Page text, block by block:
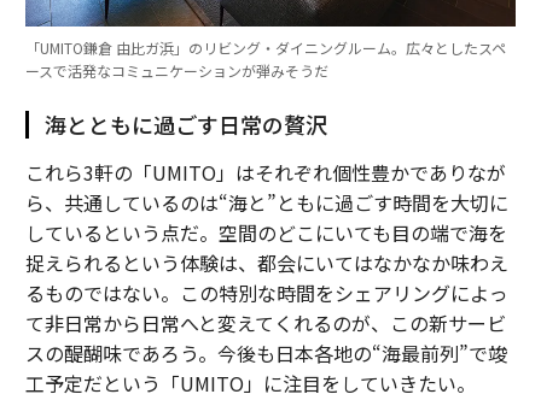
「UMITO鎌倉 由比ガ浜」のリビング・ダイニングルーム。広々としたスペ
ースで活発なコミュニケーションが弾みそうだ
海とともに過ごす日常の贅沢
これら3軒の「UMITO」はそれぞれ個性豊かでありなが
ら、共通しているのは“海と”ともに過ごす時間を大切に
しているという点だ。空間のどこにいても目の端で海を
捉えられるという体験は、都会にいてはなかなか味わえ
るものではない。この特別な時間をシェアリングによっ
て非日常から日常へと変えてくれるのが、この新サービ
スの醍醐味であろう。今後も日本各地の“海最前列”で竣
工予定だという「UMITO」に注目をしていきたい。